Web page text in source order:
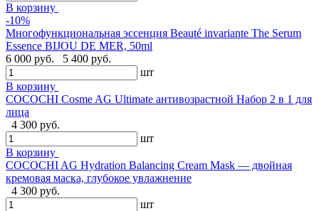
В корзину
-10%
Многофункциональная эссенция Beauté invariante The Serum
Essence BIJOU DE MER, 50ml
6 000 руб.
5 400 руб.
шт
В корзину
COCOCHI Cosme AG Ultimate антивозрастной Набор 2 в 1 для
лица
4 300 руб.
шт
В корзину
COCOCHI AG Hydration Balancing Cream Mask — двойная
кремовая маска, глубокое увлажнение
4 300 руб.
шт